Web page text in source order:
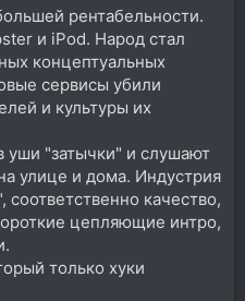
рентабельности.
и iPod. Народ стал
концептуальных
сервисы убили
и культуры их
уши "затычки" и слушают
улице и дома. Индустрия
соответственно качество,
цепляющие интро,
только хуки